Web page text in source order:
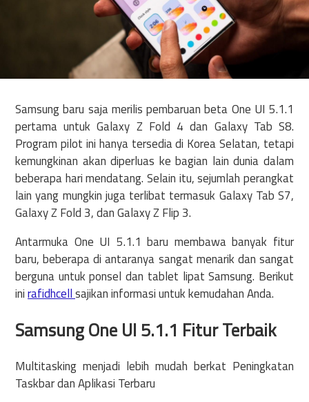
Samsung baru saja merilis pembaruan beta One UI 5.1.1
pertama untuk Galaxy Z Fold 4 dan Galaxy Tab S8.
Program pilot ini hanya tersedia di Korea Selatan, tetapi
kemungkinan akan diperluas ke bagian lain dunia dalam
beberapa hari mendatang. Selain itu, sejumlah perangkat
lain yang mungkin juga terlibat termasuk Galaxy Tab S7,
Galaxy Z Fold 3, dan Galaxy Z Flip 3.
Antarmuka One UI 5.1.1 baru membawa banyak fitur
baru, beberapa di antaranya sangat menarik dan sangat
berguna untuk ponsel dan tablet lipat Samsung. Berikut
inirafidhcellsajikan informasi untuk kemudahan Anda.
Samsung One UI 5.1.1 Fitur Terbaik
Multitasking menjadi lebih mudah berkat Peningkatan
Taskbar dan Aplikasi Terbaru